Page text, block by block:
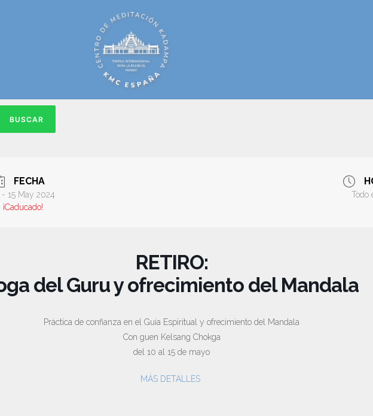
BUSCAR
FECHA
- 15 May 2024
¡Caducado!
Todo
RETIRO:
del Guru y ofrecimiento del Mandala
Práctica de confianza en el Guía Espiritual y ofrecimiento del Mandala
Con guen Kelsang Chokga
del 10 al 15 de mayo
MÁS DETALLES